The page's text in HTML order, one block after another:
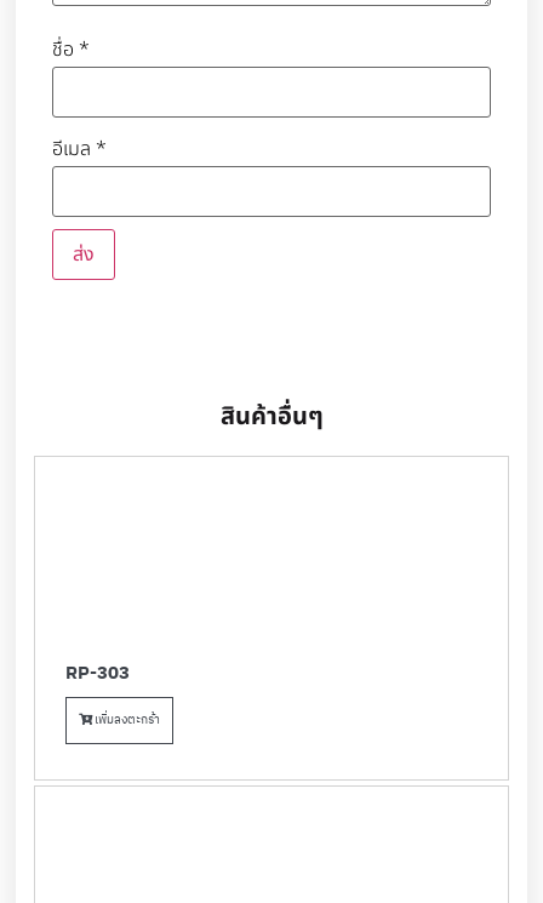
ชื่อ *
อีเมล *
สินค้าอื่นๆ
RP-303
เพิ่มลงตะกร้า